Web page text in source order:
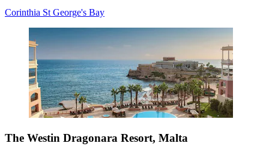
Corinthia St George's Bay
The Westin Dragonara Resort, Malta